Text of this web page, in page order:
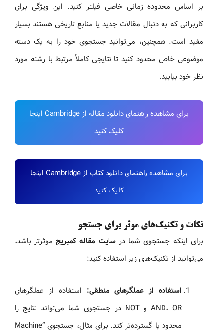
بر اساس محدوده زمانی خاصی فیلتر کنید. این ویژگی برای
کاربرانی که به دنبال مقالات جدید یا منابع تاریخی هستند بسیار
مفید است. همچنین، می‌توانید جستجوی خود را به یک دسته
موضوعی خاص محدود کنید تا نتایجی کاملاً مرتبط با رشته مورد
نظر خود بیابید.
برای مشاهده راهنمای دانلود مقاله از Cambridge اینجا
کلیک کنید
برای مشاهده راهنمای دانلود کتاب از Cambridge اینجا
کلیک کنید
نکات و تکنیک‌های موثر برای جستجو
برای اینکه جستجوی شما درسایت مقاله کمبریج موثرتر باشد،
می‌توانید از تکنیک‌های زیر استفاده کنید:
استفاده از عملگرهای منطقی: استفاده از عملگرهای
AND، OR و NOT در جستجوی شما می‌تواند نتایج را
محدود یا گسترده‌تر کند. برای مثال، جستجوی “Machine